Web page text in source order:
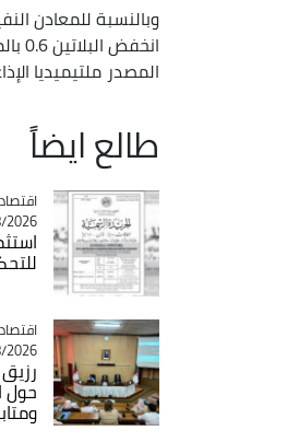
انخفض البلاتين 0.6 بالمائة إلى 2042.71 دولارا, ونزل البلاديوم 0.4 بالمائة إلى 1484.99 دولارا.
المصدر ملتيميديا
طالع ايضاً
اقتصاد
- 17:31
اقتصاد
- 17:06
حول